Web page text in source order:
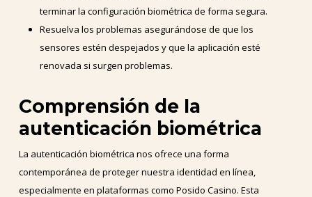
terminar la configuración biométrica de forma segura.
Resuelva los problemas asegurándose de que los
sensores estén despejados y que la aplicación esté
renovada si surgen problemas.
Comprensión de la
autenticación biométrica
La autenticación biométrica nos ofrece una forma
contemporánea de proteger nuestra identidad en línea,
especialmente en plataformas como Posido Casino. Esta